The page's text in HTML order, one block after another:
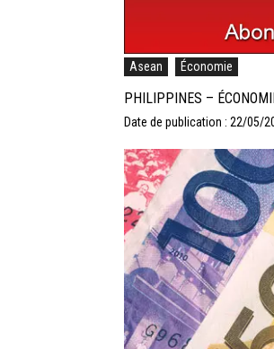
Asean Économie
PHILIPPINES –
Date de publication : 22/05/